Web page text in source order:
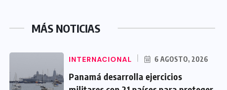
MÁS NOTICIAS
INTERNACIONAL 6 AGOSTO, 2026
Panamá desarrolla ejercicios